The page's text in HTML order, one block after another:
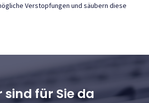
Verstopfungen und säubern diese
sind für Sie da